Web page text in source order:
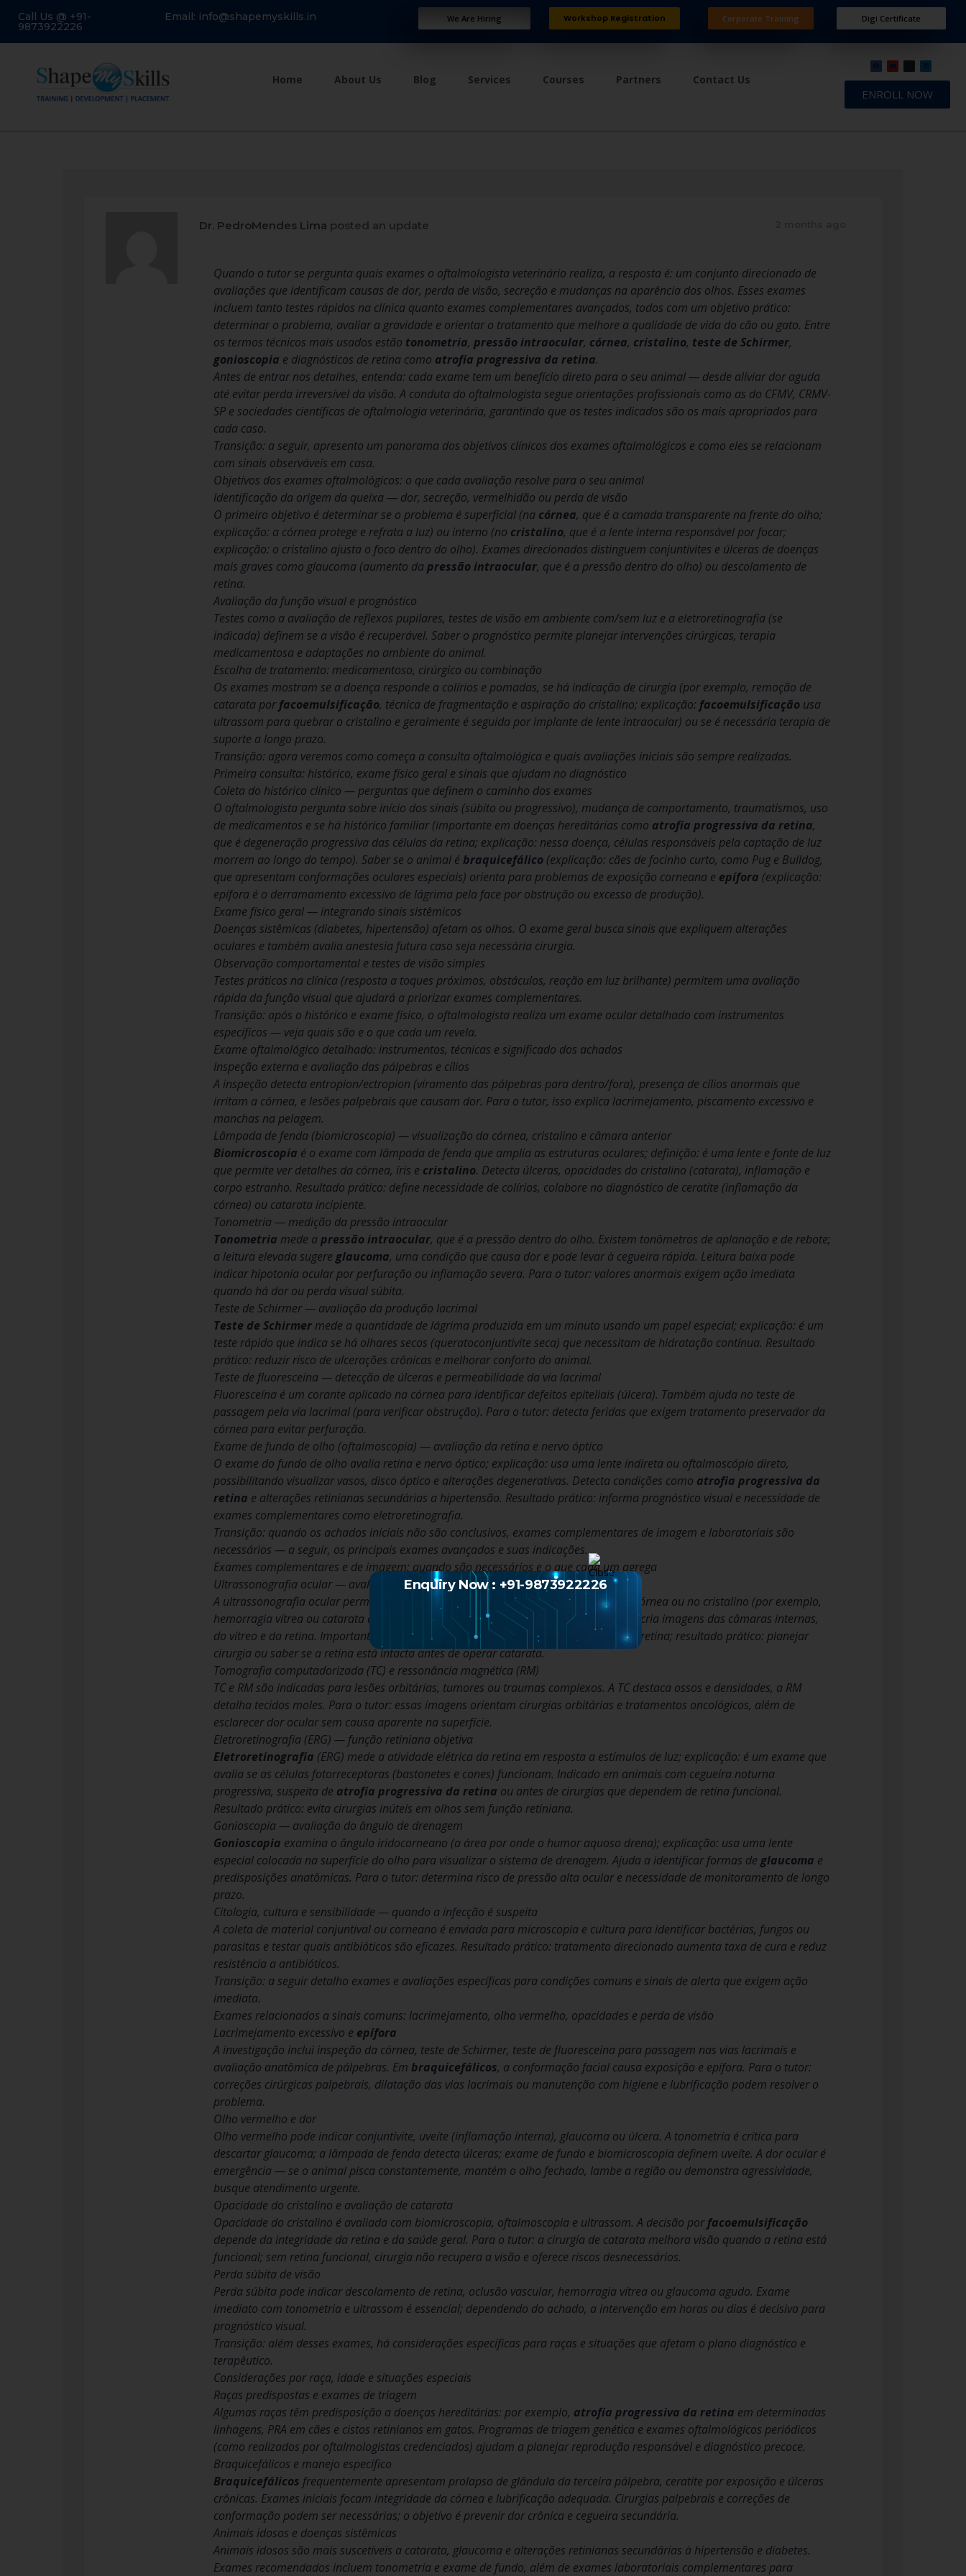
Call Us @ +91-
9873922226
Email: info@shapemyskills.in We Are Hiring Workshop Registration Corporate Training Digi Certificate
Home About Us Blog Services Courses Partners Contact Us
ENROLL NOW
Dr. PedroMendes Lima posted an update
Quando o tutor se pergunta quais exames o oftalmologista veterinário realiza, a resposta é: um conjunto direcionado de
avaliações que identificam causas de dor, perda de visão, secreção e mudanças na aparência dos olhos. Esses exames
incluem tanto testes rápidos na clínica quanto exames complementares avançados, todos com um objetivo prático:
determinar o problema, avaliar a gravidade e orientar o tratamento que melhore a qualidade de vida do cão ou gato. Entre
os termos técnicos mais usados estão tonometria, pressão intraocular, córnea, cristalino, teste de Schirmer,
gonioscopia e diagnósticos de retina como atrofia progressiva da retina.
Antes de entrar nos detalhes, entenda: cada exame tem um benefício direto para o seu animal — desde aliviar dor aguda
até evitar perda irreversível da visão. A conduta do oftalmologista segue orientações profissionais como as do CFMV, CRMV-
SP e sociedades científicas de oftalmologia veterinária, garantindo que os testes indicados são os mais apropriados para
cada caso.
Transição: a seguir, apresento um panorama dos objetivos clínicos dos exames oftalmológicos e como eles se relacionam
com sinais observáveis em casa.
Objetivos dos exames oftalmológicos: o que cada avaliação resolve para o seu animal
Identificação da origem da queixa — dor, secreção, vermelhidão ou perda de visão
O primeiro objetivo é determinar se o problema é superficial (na córnea, que é a camada transparente na frente do olho;
explicação: a córnea protege e refrata a luz) ou interno (no cristalino, que é a lente interna responsável por focar;
explicação: o cristalino ajusta o foco dentro do olho). Exames direcionados distinguem conjuntivites e úlceras de doenças
mais graves como glaucoma (aumento dapressão intraocular, que é a pressão dentro do olho) ou descolamento de
retina.
Avaliação da função visual e prognóstico
Testes como a avaliação de reflexos pupilares, testes de visão em ambiente com/sem luz e a eletroretinografia (se
indicada) definem se a visão é recuperável. Saber o prognóstico permite planejar intervenções cirúrgicas, terapia
medicamentosa e adaptações no ambiente do animal.
Escolha de tratamento: medicamentoso, cirúrgico ou combinação
Os exames mostram se a doença responde a colírios e pomadas, se há indicação de cirurgia (por exemplo, remoção de
catarata porfacoemulsificação, técnica de fragmentação e aspiração do cristalino; explicação: facoemulsificação usa
ultrassom para quebrar o cristalino e geralmente é seguida por implante de lente intraocular) ou se é necessária terapia de
suporte a longo prazo.
Transição: agora veremos como começa a consulta oftalmológica e quais avaliações iniciais são sempre realizadas.
Primeira consulta: histórico, exame físico geral e sinais que ajudam no diagnóstico
Coleta do histórico clínico — perguntas que definem o caminho dos exames
O oftalmologista pergunta sobre início dos sinais (súbito ou progressivo), mudança de comportamento, traumatismos, uso
de medicamentos e se há histórico familiar (importante em doenças hereditárias como atrofia progressiva da retina,
que é degeneração progressiva das células da retina; explicação: nessa doença, células responsáveis pela captação de luz
morrem ao longo do tempo). Saber se o animal é braquicefálico (explicação: cães de focinho curto, como Pug e Bulldog,
que apresentam conformações oculares especiais) orienta para problemas de exposição corneana e epífora (explicação:
epífora é o derramamento excessivo de lágrima pela face por obstrução ou excesso de produção).
Exame físico geral — integrando sinais sistêmicos
Doenças sistêmicas (diabetes, hipertensão) afetam os olhos. O exame geral busca sinais que expliquem alterações
oculares e também avalia anestesia futura caso seja necessária cirurgia.
Observação comportamental e testes de visão simples
Testes práticos na clínica (resposta a toques próximos, obstáculos, reação em luz brilhante) permitem uma avaliação
rápida da função visual que ajudará a priorizar exames complementares.
Transição: após o histórico e exame físico, o oftalmologista realiza um exame ocular detalhado com instrumentos
específicos — veja quais são e o que cada um revela.
Exame oftalmológico detalhado: instrumentos, técnicas e significado dos achados
Inspeção externa e avaliação das pálpebras e cílios
A inspeção detecta entropion/ectropion (viramento das pálpebras para dentro/fora), presença de cílios anormais que
irritam a córnea, e lesões palpebrais que causam dor. Para o tutor, isso explica lacrimejamento, piscamento excessivo e
manchas na pelagem.
Lâmpada de fenda (biomicroscopia) — visualização da córnea, cristalino e câmara anterior
Biomicroscopia é o exame com lâmpada de fenda que amplia as estruturas oculares; definição: é uma lente e fonte de luz
que permite ver detalhes da córnea, íris e cristalino. Detecta úlceras, opacidades do cristalino (catarata), inflamação e
corpo estranho. Resultado prático: define necessidade de colírios, colabore no diagnóstico de ceratite (inflamação da
córnea) ou catarata incipiente.
Tonometria — medição da pressão intraocular
Tonometria mede apressão intraocular, que é a pressão dentro do olho. Existem tonômetros de aplanação e de rebote;
a leitura elevada sugere glaucoma, uma condição que causa dor e pode levar à cegueira rápida. Leitura baixa pode
indicar hipotonía ocular por perfuração ou inflamação severa. Para o tutor: valores anormais exigem ação imediata
quando há dor ou perda visual súbita.
Teste de Schirmer — avaliação da produção lacrimal
Teste de Schirmer mede a quantidade de lágrima produzida em um minuto usando um papel especial; explicação: é um
teste rápido que indica se há olhares secos (queratoconjuntivite seca) que necessitam de hidratação contínua. Resultado
prático: reduzir risco de ulcerações crônicas e melhorar conforto do animal.
Teste de fluoresceína — detecção de úlceras e permeabilidade da via lacrimal
Fluoresceína é um corante aplicado na córnea para identificar defeitos epiteliais (úlcera). Também ajuda no teste de
passagem pela via lacrimal (para verificar obstrução). Para o tutor: detecta feridas que exigem tratamento preservador da
córnea para evitar perfuração.
Exame de fundo de olho (oftalmoscopia) — avaliação da retina e nervo óptico
O exame do fundo de olho avalia retina e nervo óptico; explicação: usa uma lente indireta ou oftalmoscópio direto,
possibilitando visualizar vasos, disco óptico e alterações degenerativas. Detecta condições como atrofia progressiva da
retina e alterações retinianas secundárias a hipertensão. Resultado prático: informa prognóstico visual e necessidade de
exames complementares como eletroretinografia.
Transição: quando os achados iniciais não são conclusivos, exames complementares de imagem e laboratoriais são
necessários — a seguir, os principais exames avançados e suas indicações.
Exames complementares e de imagem: quando são necessários e o que cada um agrega
Ultrassonografia ocular — avaliação quando a visualização direta é impossível
A ultrassonografia ocular permite ver estruturas internas quando há opacidades na córnea ou no cristalino (por exemplo,
hemorragia vítrea ou catarata densa). Trata-se de um exame por ondas sonoras que cria imagens das câmaras internas,
do vítreo e da retina. Importante quando há trauma ou suspeita de descolamento de retina; resultado prático: planejar
cirurgia ou saber se a retina está intacta antes de operar catarata.
Tomografia computadorizada (TC) e ressonância magnética (RM)
TC e RM são indicadas para lesões orbitárias, tumores ou traumas complexos. A TC destaca ossos e densidades, a RM
detalha tecidos moles. Para o tutor: essas imagens orientam cirurgias orbitárias e tratamentos oncológicos, além de
esclarecer dor ocular sem causa aparente na superfície.
Eletroretinografia (ERG) — função retiniana objetiva
Eletroretinografia (ERG) mede a atividade elétrica da retina em resposta a estímulos de luz; explicação: é um exame que
avalia se as células fotorreceptoras (bastonetes e cones) funcionam. Indicado em animais com cegueira noturna
progressiva, suspeita de atrofia progressiva da retina ou antes de cirurgias que dependem de retina funcional.
Resultado prático: evita cirurgias inúteis em olhos sem função retiniana.
Gonioscopia — avaliação do ângulo de drenagem
Gonioscopia examina o ângulo iridocorneano (a área por onde o humor aquoso drena); explicação: usa uma lente
especial colocada na superfície do olho para visualizar o sistema de drenagem. Ajuda a identificar formas de glaucoma e
predisposições anatômicas. Para o tutor: determina risco de pressão alta ocular e necessidade de monitoramento de longo
prazo.
Citologia, cultura e sensibilidade — quando a infecção é suspeita
A coleta de material conjuntival ou corneano é enviada para microscopia e cultura para identificar bactérias, fungos ou
parasitas e testar quais antibióticos são eficazes. Resultado prático: tratamento direcionado aumenta taxa de cura e reduz
resistência a antibióticos.
Transição: a seguir detalho exames e avaliações específicas para condições comuns e sinais de alerta que exigem ação
imediata.
Exames relacionados a sinais comuns: lacrimejamento, olho vermelho, opacidades e perda de visão
Lacrimejamento excessivo e epífora
A investigação inclui inspeção da córnea, teste de Schirmer, teste de fluoresceína para passagem nas vias lacrimais e
avaliação anatômica de pálpebras. Em braquicefálicos, a conformação facial causa exposição e epífora. Para o tutor:
correções cirúrgicas palpebrais, dilatação das vias lacrimais ou manutenção com higiene e lubrificação podem resolver o
problema.
Olho vermelho e dor
Olho vermelho pode indicar conjuntivite, uveíte (inflamação interna), glaucoma ou úlcera. A tonometria é crítica para
descartar glaucoma; a lâmpada de fenda detecta úlceras; exame de fundo e biomicroscopia definem uveíte. A dor ocular é
emergência — se o animal pisca constantemente, mantém o olho fechado, lambe a região ou demonstra agressividade,
busque atendimento urgente.
Opacidade do cristalino e avaliação de catarata
Opacidade do cristalino é avaliada com biomicroscopia, oftalmoscopia e ultrassom. A decisão porfacoemulsificação
depende da integridade da retina e da saúde geral. Para o tutor: a cirurgia de catarata melhora visão quando a retina está
funcional; sem retina funcional, cirurgia não recupera a visão e oferece riscos desnecessários.
Perda súbita de visão
Perda súbita pode indicar descolamento de retina, oclusão vascular, hemorragia vítrea ou glaucoma agudo. Exame
imediato com tonometria e ultrassom é essencial; dependendo do achado, a intervenção em horas ou dias é decisiva para
prognóstico visual.
Transição: além desses exames, há considerações específicas para raças e situações que afetam o plano diagnóstico e
terapêutico.
Considerações por raça, idade e situações especiais
Raças predispostas e exames de triagem
Algumas raças têm predisposição a doenças hereditárias: por exemplo, atrofia progressiva da retina em determinadas
linhagens, PRA em cães e cistos retinianos em gatos. Programas de triagem genética e exames oftalmológicos periódicos
(como realizados por oftalmologistas credenciados) ajudam a planejar reprodução responsável e diagnóstico precoce.
Braquicefálicos e manejo específico
Braquicefálicos frequentemente apresentam prolapso de glândula da terceira pálpebra, ceratite por exposição e úlceras
crônicas. Exames iniciais focam integridade da córnea e lubrificação adequada. Cirurgias palpebrais e correções de
conformação podem ser necessárias; o objetivo é prevenir dor crônica e cegueira secundária.
Animais idosos e doenças sistêmicas
Animais idosos são mais suscetíveis a catarata, glaucoma e alterações retinianas secundárias à hipertensão e diabetes.
Exames recomendados incluem tonometria e exame de fundo, além de exames laboratoriais complementares para
Enquiry Now : +91-9873922226